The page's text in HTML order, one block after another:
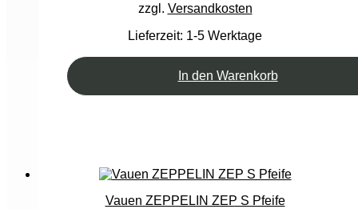
zzgl. Versandkosten
Lieferzeit: 1-5 Werktage
In den Warenkorb
Vauen ZEPPELIN ZEP S Pfeife